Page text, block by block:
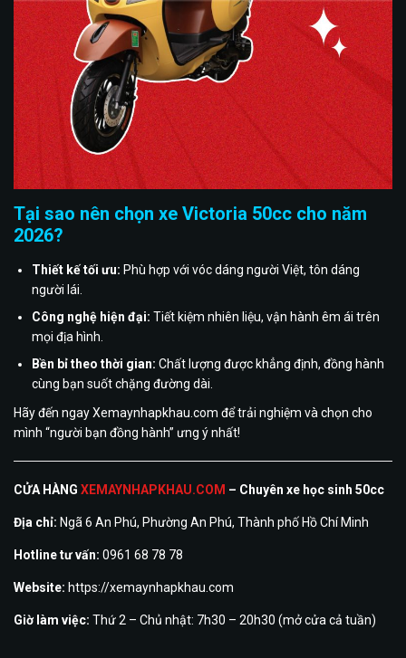
Tại sao nên chọn xe Victoria 50cc cho năm
2026?
Thiết kế tối ưu: Phù hợp với vóc dáng người Việt, tôn dáng
người lái.
Công nghệ hiện đại: Tiết kiệm nhiên liệu, vận hành êm ái trên
mọi địa hình.
Bền bỉ theo thời gian: Chất lượng được khẳng định, đồng hành
cùng bạn suốt chặng đường dài.
Hãy đến ngay Xemaynhapkhau.com để trải nghiệm và chọn cho
mình “người bạn đồng hành” ưng ý nhất!
CỬA HÀNG XEMAYNHAPKHAU.COM – Chuyên xe học sinh 50cc
Địa chỉ: Ngã 6 An Phú, Phường An Phú, Thành phố Hồ Chí Minh
Hotline tư vấn: 0961 68 78 78
Website: https://xemaynhapkhau.com
Giờ làm việc: Thứ 2 – Chủ nhật: 7h30 – 20h30 (mở cửa cả tuần)